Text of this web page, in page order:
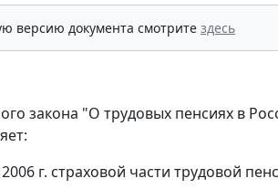
версию документа смотрите здесь
закона "О трудовых пенсиях в
г. страховой части трудовой